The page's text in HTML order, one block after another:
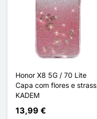
Honor X8 5G / 70 Lite
Capa com flores e strass
KADEM
13,99 €